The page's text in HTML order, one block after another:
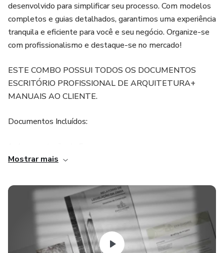
desenvolvido para simplificar seu processo. Com modelos
completos e guias detalhados, garantimos uma experiência
tranquila e eficiente para você e seu negócio. Organize-se
com profissionalismo e destaque-se no mercado!
ESTE COMBO POSSUI TODOS OS DOCUMENTOS
ESCRITÓRIO PROFISSIONAL DE ARQUITETURA+
MANUAIS AO CLIENTE.
Documentos Incluídos:
3-Modelo de Contrato de Arquitetura e Interiores
4-E.V.F (Estudo de Viabilidade Financeira)
5-Pré- Briefing e Briefing de Projeto
Mostrar mais